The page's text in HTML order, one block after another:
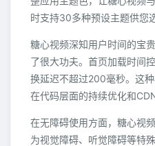
时支持30多种预设主题供您
糖心视频深知用户时间的宝
了很大功夫。首页加载时间
换延迟不超过200毫秒。这
在代码层面的持续优化和
在无障碍使用方面，糖心视
为视觉障碍、听觉障碍等特